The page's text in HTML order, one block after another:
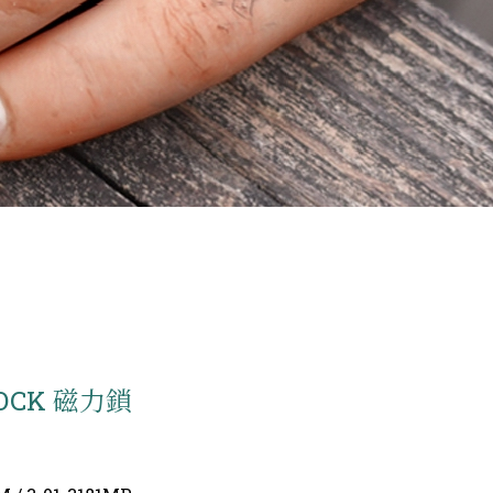
磁力鎖